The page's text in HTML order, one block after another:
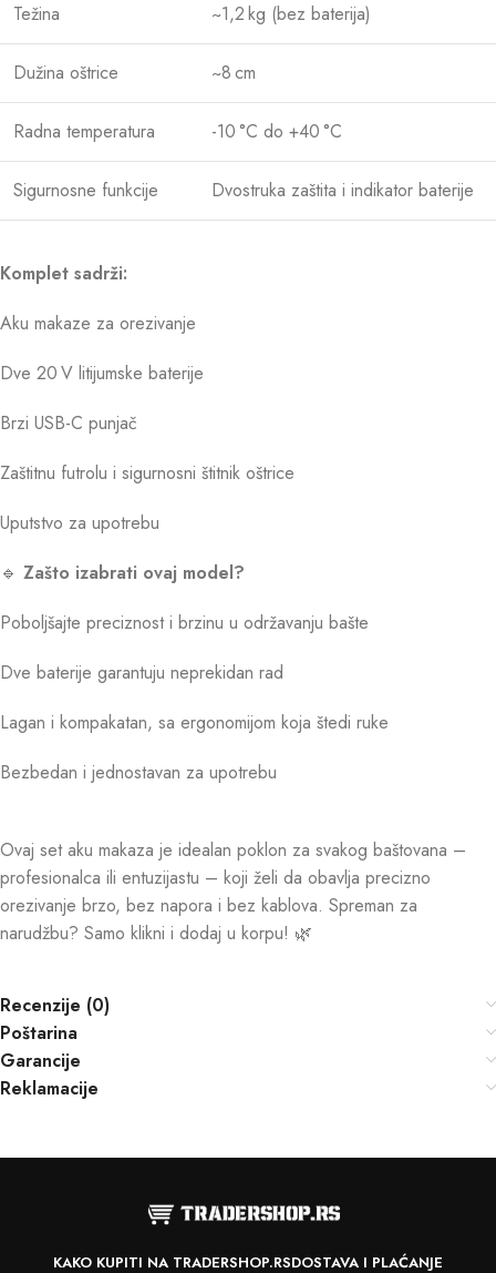
Težina ~1,2 kg (bez baterija)
Dužina oštrice ~8 cm
Radna temperatura -10 °C do +40 °C
Sigurnosne funkcije Dvostruka zaštita i indikator baterije
Komplet sadrži:
Aku makaze za orezivanje
Dve 20 V litijumske baterije
Brzi USB-C punjač
Zaštitnu futrolu i sigurnosni štitnik oštrice
Uputstvo za upotrebu
🔹 Zašto izabrati ovaj model?
Poboljšajte preciznost i brzinu u održavanju bašte
Dve baterije garantuju neprekidan rad
Lagan i kompakatan, sa ergonomijom koja štedi ruke
Bezbedan i jednostavan za upotrebu
Ovaj set aku makaza je idealan poklon za svakog baštovana –
profesionalca ili entuzijastu – koji želi da obavlja precizno
orezivanje brzo, bez napora i bez kablova. Spreman za
narudžbu? Samo klikni i dodaj u korpu! 🌿
Recenzije (0)
Poštarina
Garancije
Reklamacije
KAKO KUPITI NA TRADERSHOP.RSDOSTAVA I PLAĆANJE